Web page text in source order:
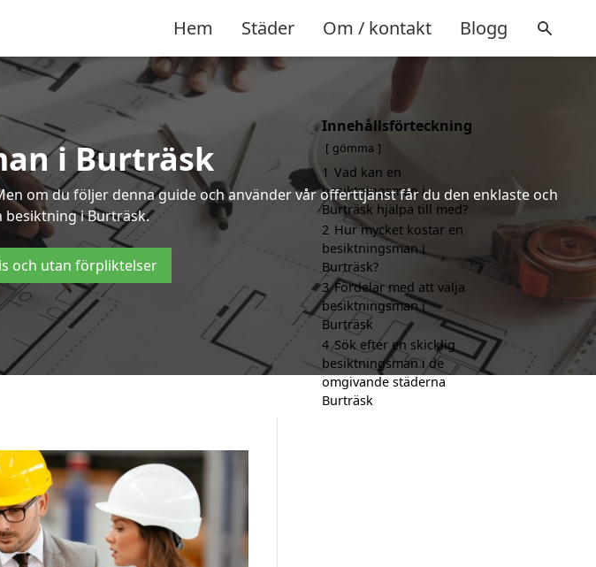
Hem Städer Om / kontakt Blogg
i Burträsk
om du följer denna guide och använder vår offerttjänst får du den enklaste och
besiktning i Burträsk.
och utan förpliktelser
Innehållsförteckning
gömma
1 Vad kan en
besiktningsman i
Burträsk hjälpa till med?
2 Hur mycket kostar en
besiktningsman i
Burträsk?
3 Fördelar med att välja
besiktningsman i
Burträsk
4 Sök efter en skicklig
besiktningsman i de
omgivande städerna
Burträsk